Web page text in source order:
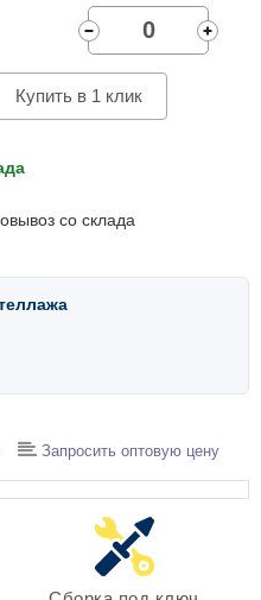
Купить в 1 клик
со склада
Запросить оптовую цену